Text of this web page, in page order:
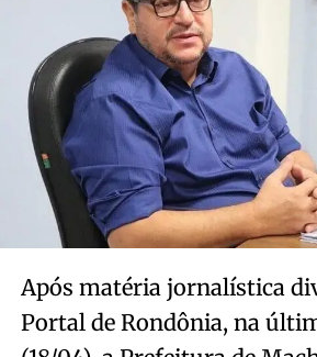
Após matéria jornalística
Portal de Rondônia, na